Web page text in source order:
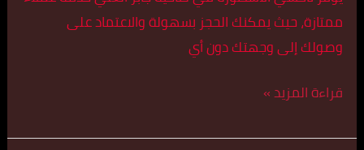
ممتازة، حيث يمكنك الحجز بسهولة والاعتماد على
وصولك إلى وجهتك دون أي
قراءة المزيد »